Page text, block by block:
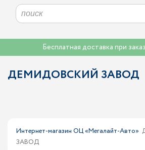
Бесплатная доставка при
ДЕМИДОВСКИЙ ЗАВОД
Интернет-магазин ОЦ «Мегалайт-Авто»
ЗАВОД